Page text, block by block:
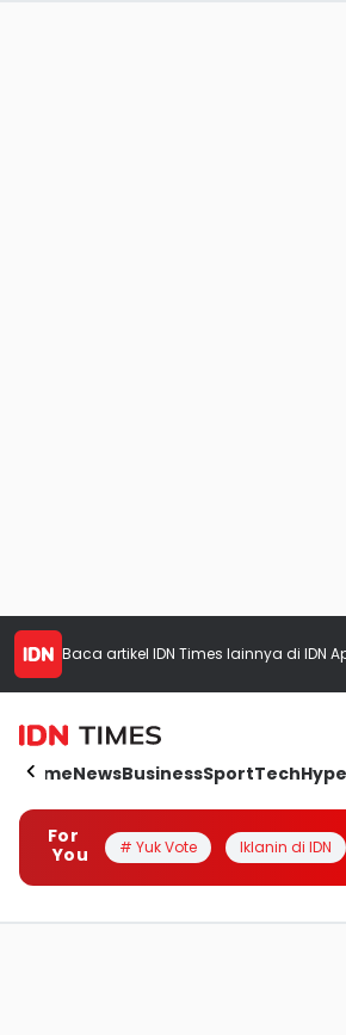
Baca artikel IDN Times lainnya di IDN
HomeNewsBusinessSportTechHype
For
You
# Yuk Vote Iklanin di IDN